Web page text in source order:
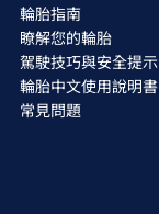
輪胎指南
瞭解您的輪胎
駕駛技巧與安全提示
輪胎中文使用說明書
常見問題